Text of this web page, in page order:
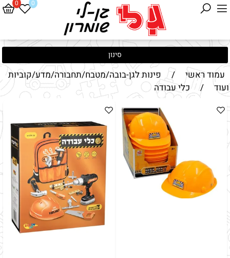
0 0
סינון
עמוד ראשי /
פינות לגן-בובה/מטבח/תחבורה/מדע/קוביות
ועוד
/ כלי עבודה